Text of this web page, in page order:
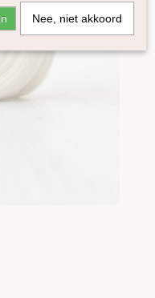
Nee, niet akkoord